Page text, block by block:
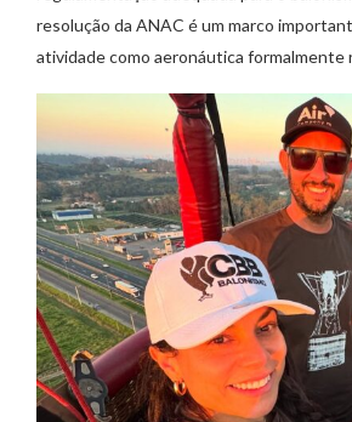
resolução da ANAC é um marco
atividade como aeronáutica formalmente